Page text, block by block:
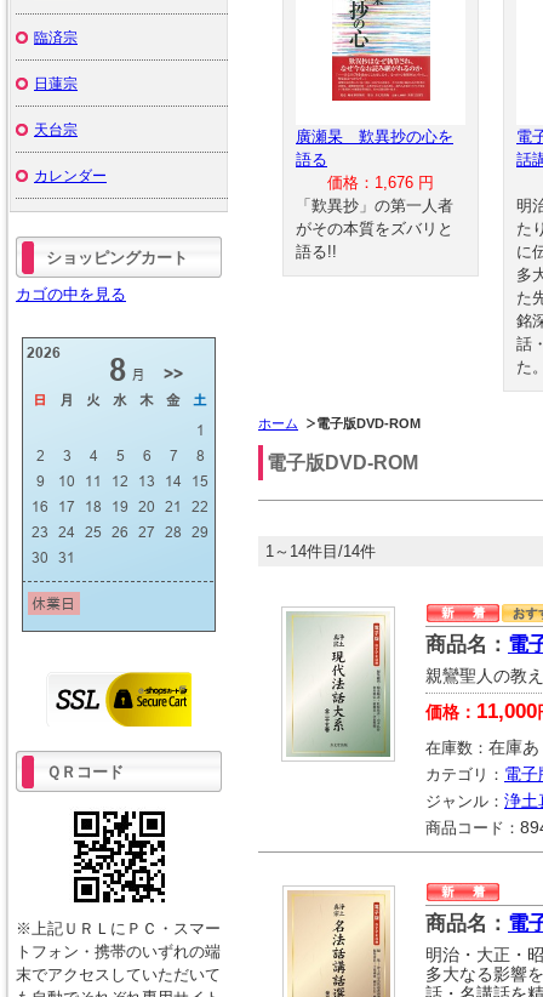
廣瀬杲 歎異抄の心を
語る
価格：1,676 円
「歎異抄」の第一人者
がその本質をズバリと
語る!!
電
話
明
た
に
多
た
銘
話
た
ホーム 電子版DVD-ROM
電子版DVD-ROM
1～14件目/14件
商品名： 電
親鸞聖人の教
価格： 11,000
在庫数： 在庫あ
カテゴリ： 電子
ジャンル： 浄土
商品コード：
商品名： 電
明治・大正・
多大なる影響
臨済宗
日蓮宗
天台宗
カレンダー
ショッピングカート
カゴの中を見る
ＱＲコード
※上記ＵＲＬにＰＣ・スマー
トフォン・携帯のいずれの端
末でアクセスしていただいて